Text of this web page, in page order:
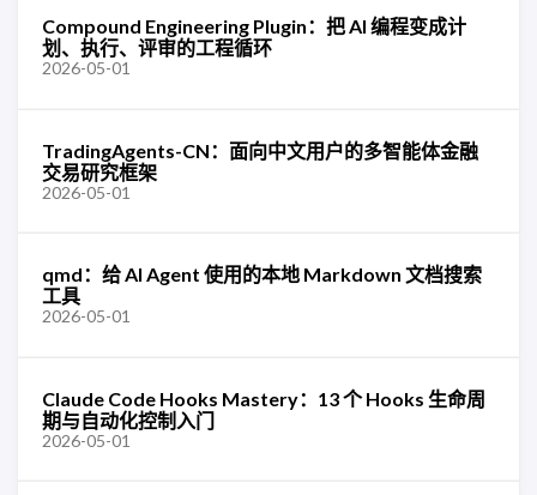
Compound Engineering Plugin：把 AI 编程变成计
划、执行、评审的工程循环
2026-05-01
TradingAgents-CN：面向中文用户的多智能体金融
交易研究框架
2026-05-01
qmd：给 AI Agent 使用的本地 Markdown 文档搜索
工具
2026-05-01
Claude Code Hooks Mastery：13 个 Hooks 生命周
期与自动化控制入门
2026-05-01